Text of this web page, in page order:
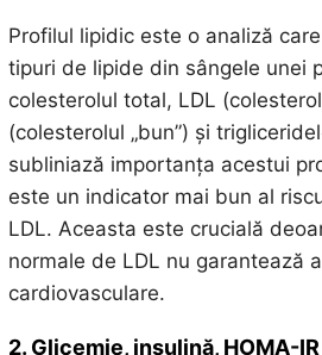
Profilul lipidic este o analiză
tipuri de lipide din sângele unei
colesterolul total, LDL
(colesterolul „bun”) și
subliniază importanța acestui
este un indicator mai bun al
LDL. Aceasta este crucială
normale de LDL nu garantează
cardiovasculare.
2. Glicemie, insulină, HOMA-